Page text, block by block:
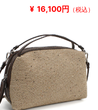
¥ 16,100円 （税込）